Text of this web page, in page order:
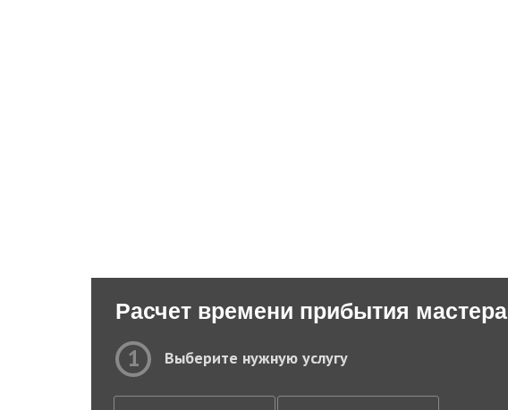
Расчет времени прибытия мастера
1 Выберите нужную услугу